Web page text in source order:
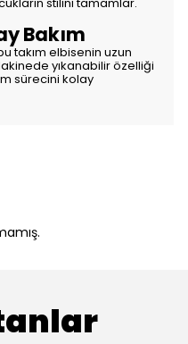
Bakım
takım elbisenin uzun
yıkanabilir özelliği
sürecini kolay